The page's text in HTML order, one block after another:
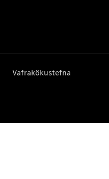
Vafrakökustefna